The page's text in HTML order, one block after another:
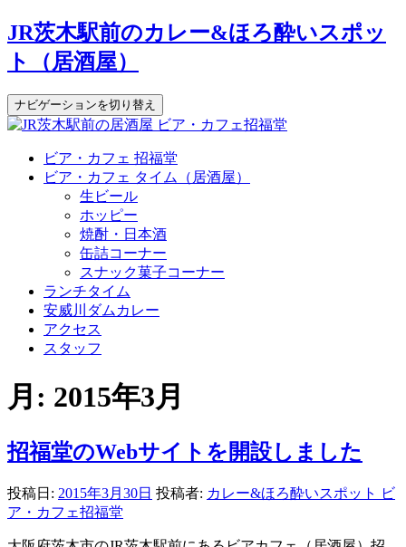
JR茨木駅前のカレー&ほろ酔いスポッ
ト（居酒屋）
ナビゲーションを切り替え
ビア・カフェ 招福堂
ビア・カフェ タイム（居酒屋）
生ビール
ホッピー
焼酎・日本酒
缶詰コーナー
スナック菓子コーナー
ランチタイム
安威川ダムカレー
アクセス
スタッフ
月: 2015年3月
招福堂のWebサイトを開設しました
投稿日: 2015年3月30日 投稿者: カレー&ほろ酔いスポット ビ
ア・カフェ招福堂